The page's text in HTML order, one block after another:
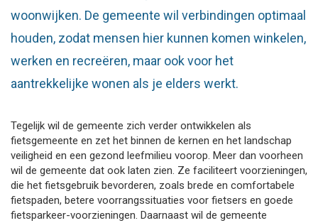
woonwijken. De gemeente wil verbindingen optimaal
houden, zodat mensen hier kunnen komen winkelen,
werken en recreëren, maar ook voor het
aantrekkelijke wonen als je elders werkt.
Tegelijk wil de gemeente zich verder ontwikkelen als
fietsgemeente en zet het binnen de kernen en het landschap
veiligheid en een gezond leefmilieu voorop. Meer dan voorheen
wil de gemeente dat ook laten zien. Ze faciliteert voorzieningen,
die het fietsgebruik bevorderen, zoals brede en comfortabele
fietspaden, betere voorrangssituaties voor fietsers en goede
fietsparkeer-voorzieningen. Daarnaast wil de gemeente